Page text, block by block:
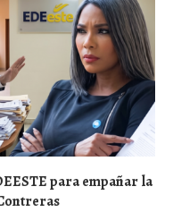
para empañar la